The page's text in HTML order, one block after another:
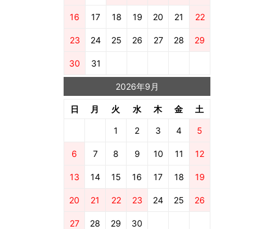
16 17 18 19 20 21 22
23 24 25 26 27 28 29
30 31
2026年9月
日 月 火 水 木 金 土
1 2 3 4 5
6 7 8 9 10 11 12
13 14 15 16 17 18 19
20 21 22 23 24 25 26
27 28 29 30